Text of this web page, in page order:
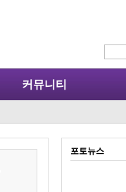
커뮤니티
포토뉴스